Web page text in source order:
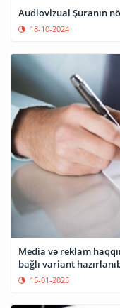
Audiovizual Şuranın
18-10-2024
Media və reklam
bağlı variant
15-01-2025